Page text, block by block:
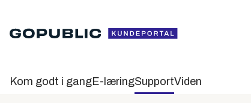
Kom godt i gangE-læringSupportViden